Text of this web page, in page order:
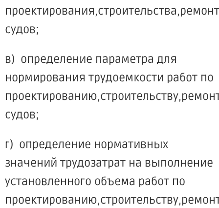
судов;
в) определение параметра для
нормирования трудоемкости работ по
судов;
г) определение нормативных
значений трудозатрат на выполнение
установленного объема работ по